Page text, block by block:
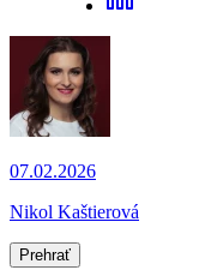
07.02.2026
Nikol Kaštierová
Prehrať